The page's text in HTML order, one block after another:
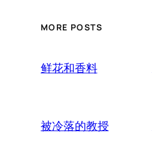
MORE POSTS
鲜花和香料
被冷落的教授